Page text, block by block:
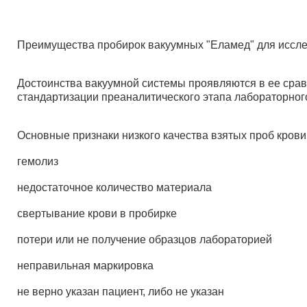
Преимущества пробирок вакуумных "Еламед" для
Достоинства вакуумной системы проявляются в ее
стандартизации преаналитического этапа
Основные признаки низкого качества взятых проб
гемолиз
недостаточное количество материала
свертывание крови в пробирке
потери или не получение образцов лабораторией
неправильная маркировка
не верно указан пациент, либо не указан